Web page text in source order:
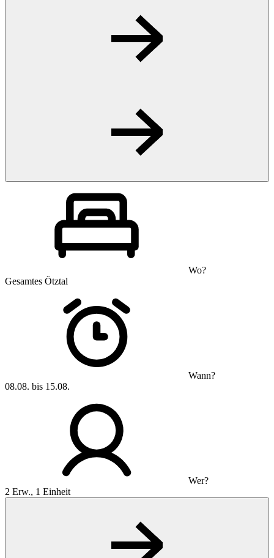
Wo?
Gesamtes Ötztal
Wann?
08.08. bis 15.08.
Wer?
2 Erw., 1 Einheit